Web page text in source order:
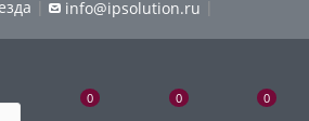
| info@ipsolution.ru |
0 0 0